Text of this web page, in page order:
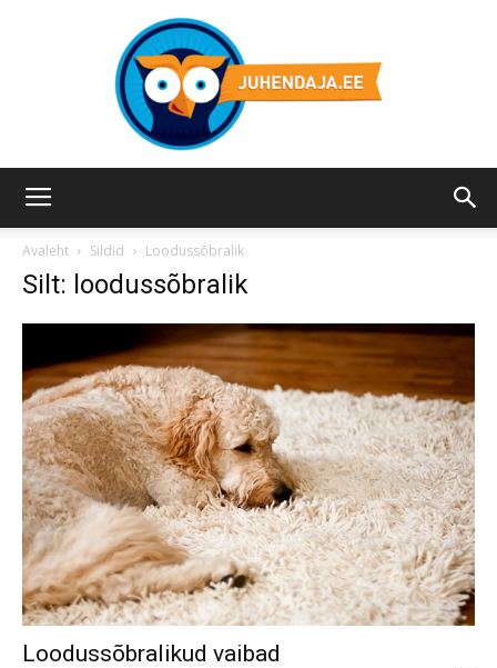
Avaleht Sildid Loodussõbralik
Silt: loodussõbralik
Loodussõbralikud vaibad